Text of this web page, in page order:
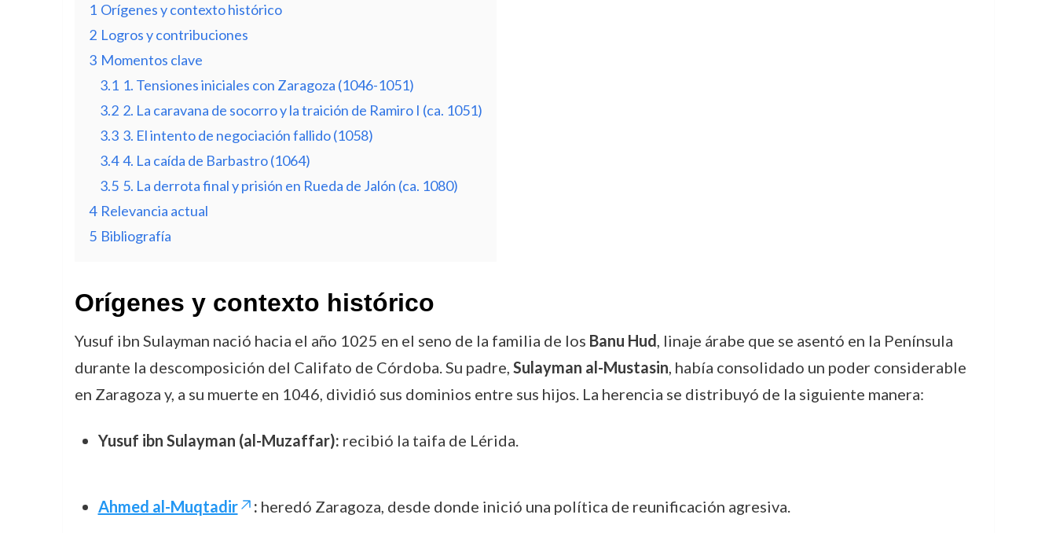
1 Orígenes y contexto histórico
2 Logros y contribuciones
3 Momentos clave
3.1 1. Tensiones iniciales con Zaragoza (1046-1051)
3.2 2. La caravana de socorro y la traición de Ramiro I (ca. 1051)
3.3 3. El intento de negociación fallido (1058)
3.4 4. La caída de Barbastro (1064)
3.5 5. La derrota final y prisión en Rueda de Jalón (ca. 1080)
4 Relevancia actual
5 Bibliografía
Orígenes y contexto histórico
Yusuf ibn Sulayman nació hacia el año 1025 en el seno de la familia de los Banu Hud, linaje árabe que se asentó en la Península
durante la descomposición del Califato de Córdoba. Su padre, Sulayman al-Mustasin, había consolidado un poder considerable
en Zaragoza y, a su muerte en 1046, dividió sus dominios entre sus hijos. La herencia se distribuyó de la siguiente manera:
Yusuf ibn Sulayman (al-Muzaffar): recibió la taifa de Lérida.
Ahmed al-Muqtadir : heredó Zaragoza, desde donde inició una política de reunificación agresiva.